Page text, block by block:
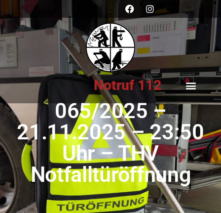
Notruf 112
065/2025 –
21.11.2025 – 23:50
Uhr – THV
Notfalltüröffnung